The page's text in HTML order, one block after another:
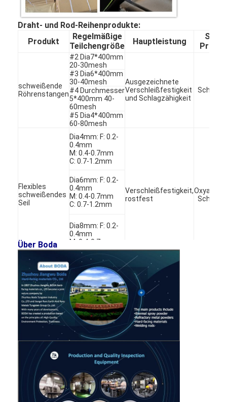
Werksbesichtigung
Qualitätskontrolle
Kontakt mit uns
Wir Reden Jetzt.
Geworfenes Hartmetall-Pulver
Makrohartmetall-Pulver
Kugelförmiges geworfenes Hartmetall
Thermische Spray-Pulver
Wolframmetallpulver
Hartmetall-Kugel
Hartmetall-Pulver
Schweißensstangen
Laserplattenpulver
Keramisches Oxid-Pulver
Niedriges Legierungspulver des Nickels
Draht- und Rod-Reihenprodukte:
Produkt
Regelmäßige
Teilchengröße
Hauptleistung
Spray
schweißende
Röhrenstangen
#2 Dia7*400mm
20-30mesh
Ausgezeichnete
Verschleißfestigkeit
und Schlagzähigkeit
#3 Dia6*400mm
30-40mesh
#4 Durchmesser
5*400mm 40-
60mesh
#5 Dia4*400mm
60-80mesh
Flexibles
schweißendes
Seil
Dia4mm: F: 0.2-
0.4mm
M: 0.4-0.7mm
C: 0.7-1.2mm
Verschleißfestigkeit,
rostfest
Dia6mm: F: 0.2-
0.4mm
M: 0.4-0.7mm
C: 0.7-1.2mm
Dia8mm: F: 0.2-
0.4mm
M: 0.4-0.7mm
C: 0.7-1.2mm
Über Boda